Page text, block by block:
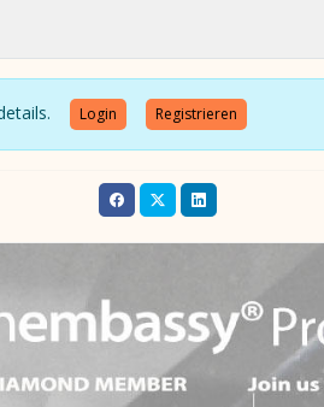
Login Registrieren